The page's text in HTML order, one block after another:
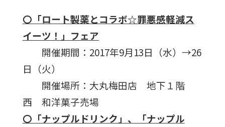
〇「ロート製薬とコラボ☆罪悪感軽減ス
イーツ！」フェア
開催期間：2017年9月13日（水）→26
日（火）
開催場所：大丸梅田店 地下１階
西 和洋菓子売場
〇「ナップルドリンク」、「ナップル